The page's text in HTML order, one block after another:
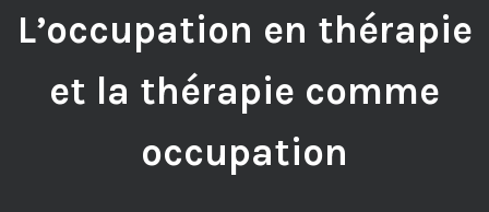
L’occupation en thérapie
et la thérapie comme
occupation